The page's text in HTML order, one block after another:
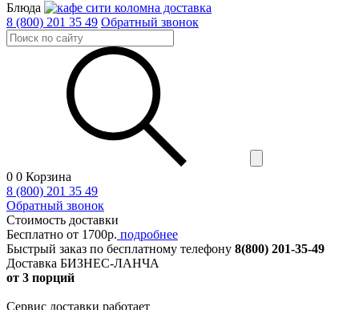
Блюда
8 (800) 201 35 49 Обратный звонок
0 0 Корзина
8 (800) 201 35 49
Обратный звонок
Стоимость доставки
Бесплатно от 1700р. подробнее
Быстрый заказ по бесплатному телефону 8(800) 201-35-49
Доставка БИЗНЕС-ЛАНЧА
от 3 порций
Сервис доставки работает